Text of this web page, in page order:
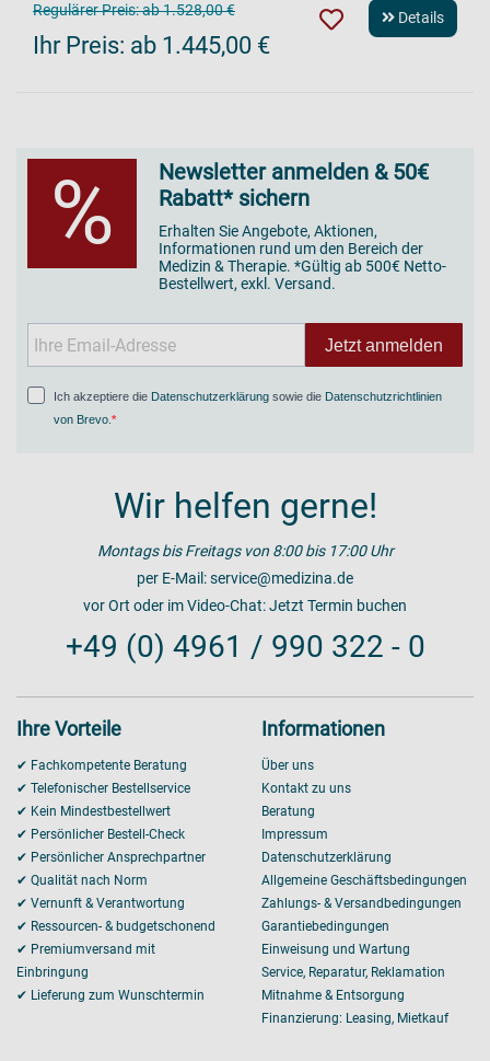
Regulärer Preis:ab 1.528,00 €
Ihr Preis: ab 1.445,00 €
Details
%
Newsletter anmelden & 50€
Rabatt* sichern
Erhalten Sie Angebote, Aktionen,
Informationen rund um den Bereich der
Medizin & Therapie. *Gültig ab 500€ Netto-
Bestellwert, exkl. Versand.
Jetzt anmelden
Ich akzeptiere die Datenschutzerklärung sowie die Datenschutzrichtlinien
von Brevo
Wir helfen gerne!
Montags bis Freitags von 8:00 bis 17:00 Uhr
per E-Mail:service@medizina.de
vor Ort oder im Video-Chat:Jetzt Termin buchen
+49 (0) 4961 / 990 322 - 0
Ihre Vorteile
✔ Fachkompetente Beratung
✔ Telefonischer Bestellservice
✔ Kein Mindestbestellwert
✔ Persönlicher Bestell-Check
✔ Persönlicher Ansprechpartner
✔ Qualität nach Norm
✔ Vernunft & Verantwortung
✔ Ressourcen- & budgetschonend
✔ Premiumversand mit
Einbringung
✔ Lieferung zum Wunschtermin
Informationen
Über uns
Kontakt zu uns
Beratung
Impressum
Datenschutzerklärung
Allgemeine Geschäftsbedingungen
Zahlungs- & Versandbedingungen
Garantiebedingungen
Einweisung und Wartung
Service, Reparatur, Reklamation
Mitnahme & Entsorgung
Finanzierung: Leasing, Mietkauf